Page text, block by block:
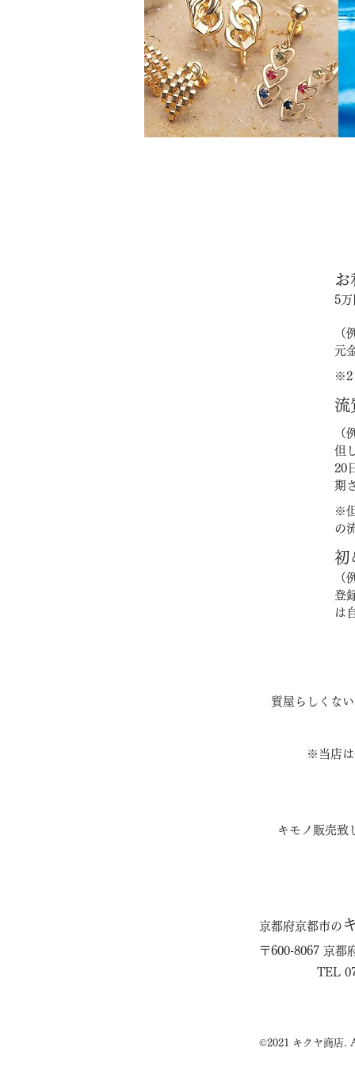
お
5
（
元
※2
（
但
20
期
※
の
初
（
登
は
質屋らしくな
※当店は
キモノ販売
京都府京都市の
〒600-8067 京都
TEL
©2021 キクヤ商店.